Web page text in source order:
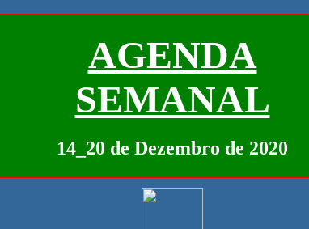
AGENDA
SEMANAL
14_20 de Dezembro de 2020